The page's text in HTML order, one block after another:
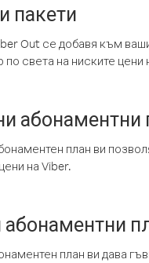
пакети
Out се добавя към
света на ниските цени
абонаментни
план ви
на Viber.
план ви дава